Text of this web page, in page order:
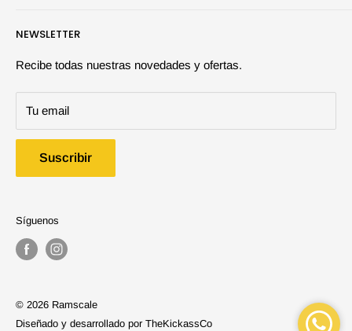
Herramientas y Auxiliares
Maquetas
Ofertas
Quiénes somos | Ramscale
Contáctanos
Política de despacho
Políticas cambios y devoluciones
Política términos y condiciones
NEWSLETTER
Recibe todas nuestras novedades y ofertas.
Tu email
Suscribir
Síguenos
© 2026 Ramscale
Diseñado y desarrollado por TheKickassCo